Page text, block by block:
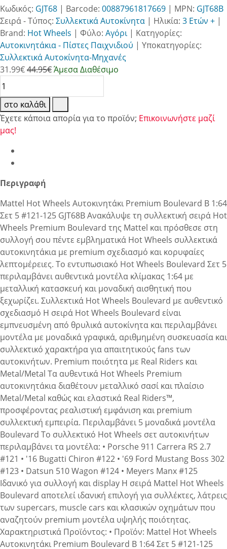
Κωδικός: GJT68 | Barcode: 00887961817669 | MPN: GJT68B
Σειρά - Τύπος: Συλλεκτικά Αυτοκίνητα | Ηλικία: 3 Ετών + |
Brand: Hot Wheels | Φύλο: Αγόρι| Κατηγορίες:
Αυτοκινητάκια - Πίστες Παιχνιδιού | Υποκατηγορίες:
Συλλεκτικά Αυτοκίνητα-Μηχανές
31.99€44.95€Άμεσα Διαθέσιμο
στο καλάθι
Έχετε κάποια απορία για το προϊόν; Επικοινωνήστε μαζί
μας!
Περιγραφή
Mattel Hot Wheels Αυτοκινητάκι Premium Boulevard B 1:64
Σετ 5 #121-125 GJT68B Ανακάλυψε τη συλλεκτική σειρά Hot
Wheels Premium Boulevard της Mattel και πρόσθεσε στη
συλλογή σου πέντε εμβληματικά Hot Wheels συλλεκτικά
αυτοκινητάκια με premium σχεδιασμό και κορυφαίες
λεπτομέρειες. Το εντυπωσιακό Hot Wheels Boulevard Σετ 5
περιλαμβάνει αυθεντικά μοντέλα κλίμακας 1:64 με
μεταλλική κατασκευή και μοναδική αισθητική που
ξεχωρίζει. Συλλεκτικά Hot Wheels Boulevard με αυθεντικό
σχεδιασμό Η σειρά Hot Wheels Boulevard είναι
εμπνευσμένη από θρυλικά αυτοκίνητα και περιλαμβάνει
μοντέλα με μοναδικά γραφικά, αριθμημένη συσκευασία και
συλλεκτικό χαρακτήρα για απαιτητικούς fans των
αυτοκινήτων. Premium ποιότητα με Real Riders και
Metal/Metal Τα αυθεντικά Hot Wheels Premium
αυτοκινητάκια διαθέτουν μεταλλικό σασί και πλαίσιο
Metal/Metal καθώς και ελαστικά Real Riders™,
προσφέροντας ρεαλιστική εμφάνιση και premium
συλλεκτική εμπειρία. Περιλαμβάνει 5 μοναδικά μοντέλα
Boulevard Το συλλεκτικό Hot Wheels σετ αυτοκινήτων
περιλαμβάνει τα μοντέλα: • Porsche 911 Carrera RS 2.7
#121 • '16 Bugatti Chiron #122 • '69 Ford Mustang Boss 302
#123 • Datsun 510 Wagon #124 • Meyers Manx #125
Ιδανικό για συλλογή και display Η σειρά Mattel Hot Wheels
Boulevard αποτελεί ιδανική επιλογή για συλλέκτες, λάτρεις
των supercars, muscle cars και κλασικών οχημάτων που
αναζητούν premium μοντέλα υψηλής ποιότητας.
Χαρακτηριστικά Προϊόντος: • Προϊόν: Mattel Hot Wheels
Αυτοκινητάκι Premium Boulevard B 1:64 Σετ 5 #121-125